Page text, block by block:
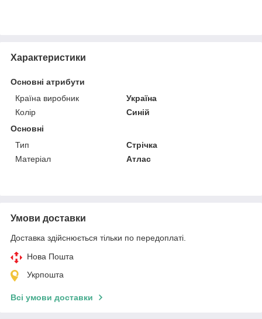
Характеристики
Основні атрибути
Країна виробник
Україна
Колір
Синій
Основні
Тип
Стрічка
Матеріал
Атлас
Умови доставки
Доставка здійснюється тільки по передоплаті.
Нова Пошта
Укрпошта
Всі умови доставки